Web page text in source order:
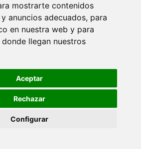
mostrarte contenidos
anuncios adecuados, para
en nuestra web y para
llegan nuestros
Aceptar
Rechazar
Configurar